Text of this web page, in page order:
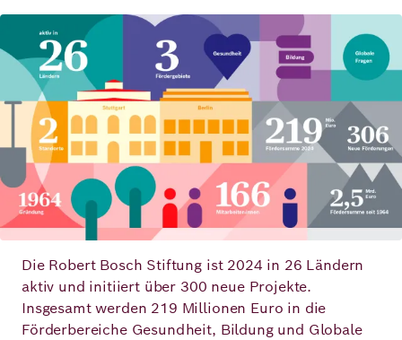
Presse
Publikationen
Veranstaltungen
Robert
Bosch
Academy
Initiativen
und
Einrichtungen
Klimawandel
Migration
Ukraine
Bild
Die Robert Bosch Stiftung ist 2024 in 26 Ländern
aktiv und initiiert über 300 neue Projekte.
Insgesamt werden 219 Millionen Euro in die
Förderbereiche Gesundheit, Bildung und Globale